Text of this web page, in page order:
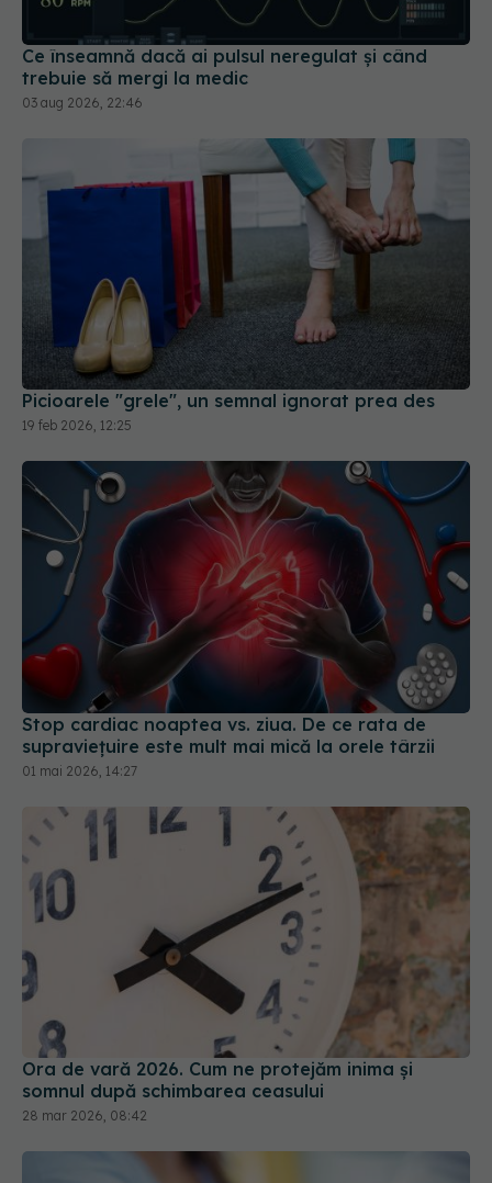
Ce înseamnă dacă ai pulsul neregulat și când
trebuie să mergi la medic
03 aug 2026, 22:46
Picioarele "grele", un semnal ignorat prea des
19 feb 2026, 12:25
Stop cardiac noaptea vs. ziua. De ce rata de
supraviețuire este mult mai mică la orele târzii
01 mai 2026, 14:27
Ora de vară 2026. Cum ne protejăm inima și
somnul după schimbarea ceasului
28 mar 2026, 08:42